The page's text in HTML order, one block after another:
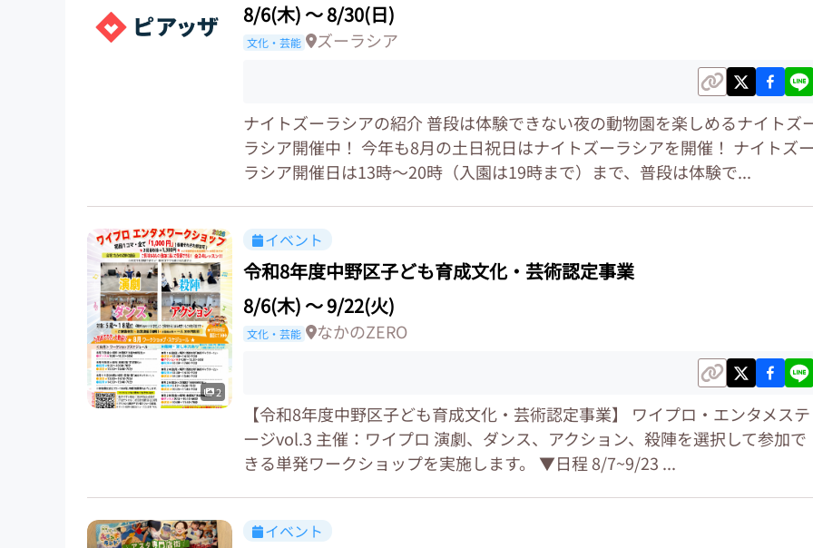
8/6(木)〜8/30(日)
文化・芸能 ズーラシア
ナイトズーラシアの紹介 普段は体験できない夜の動物園を楽しめるナイトズ
ラシア開催中！ 今年も8月の土日祝日はナイトズーラシアを開催！ ナイトズ
ラシア開催日は13時～20時（入園は19時まで）まで、普段は体験で...
2
イベント
令和8年度中野区子ども育成文化・芸術認定事業
8/6(木)〜9/22(火)
文化・芸能 なかのZERO
【令和8年度中野区子ども育成文化・芸術認定事業】 ワイプロ・エンタメステ
ージvol.3 主催：ワイプロ 演劇、ダンス、アクション、殺陣を選択して参加で
きる単発ワークショップを実施します。 ▼日程 8/7~9/23 ...
イベント